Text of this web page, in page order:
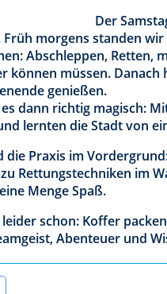
Der
Früh morgens standen
Abschleppen, Retten,
können müssen. Danach
genießen.
dann richtig magisch:
lernten die Stadt von
die Praxis im
Rettungstechniken im
Menge Spaß.
schon: Koffer
Abenteuer und